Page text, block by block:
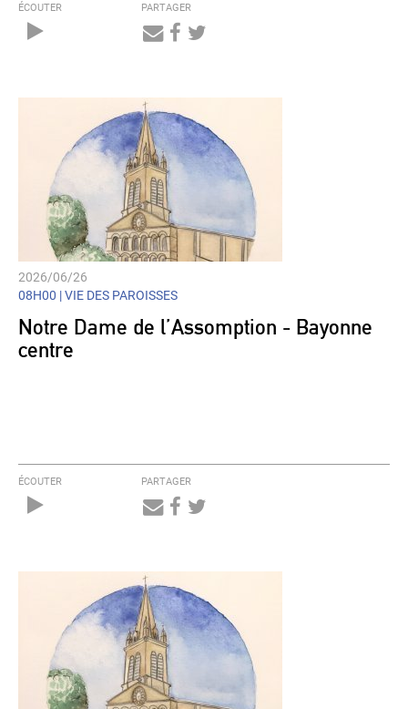
ÉCOUTER PARTAGER
2026/06/26
08H00 |VIE DES PAROISSES
Notre Dame de l’Assomption - Bayonne
centre
ÉCOUTER PARTAGER